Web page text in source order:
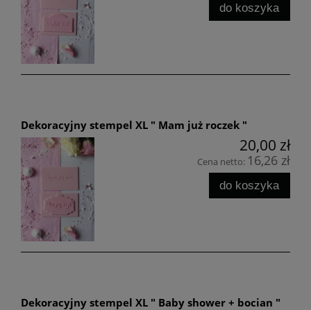
do koszyka
Dekoracyjny stempel XL " Mam już roczek "
20,00 zł
Cena netto: 16,26 zł
do koszyka
Dekoracyjny stempel XL " Baby shower + bocian "